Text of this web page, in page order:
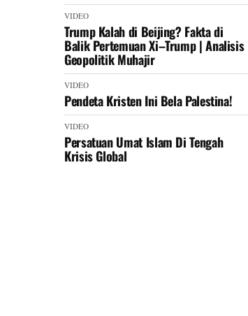
VIDEO
Trump Kalah di Beijing? Fakta di
Balik Pertemuan Xi–Trump | Analisis
Geopolitik Muhajir
VIDEO
Pendeta Kristen Ini Bela Palestina!
VIDEO
Persatuan Umat Islam Di Tengah
Krisis Global